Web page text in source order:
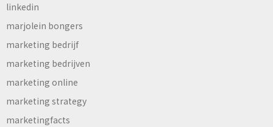
linkedin
marjolein bongers
marketing bedrijf
marketing bedrijven
marketing online
marketing strategy
marketingfacts